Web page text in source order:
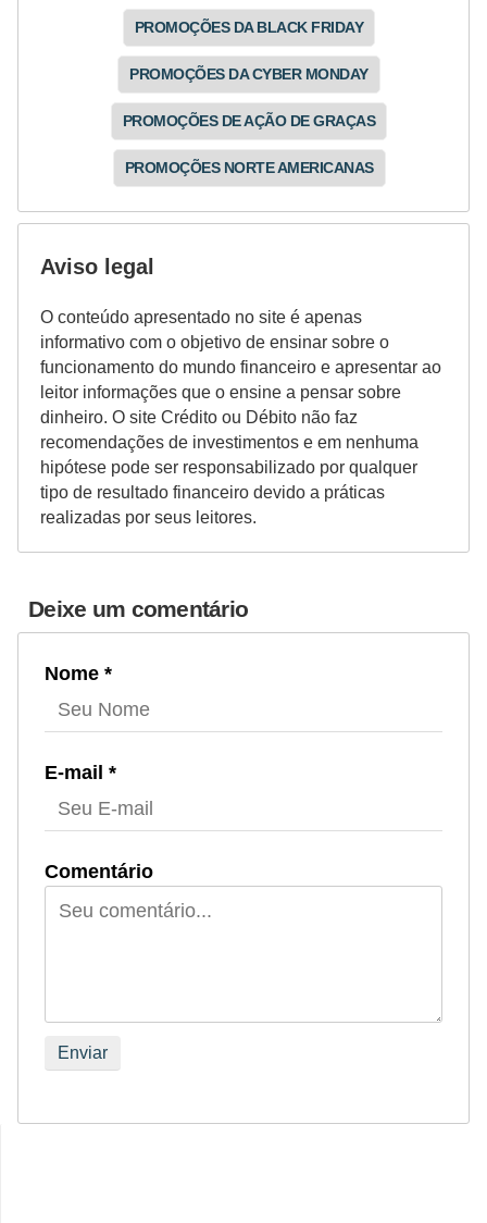
PROMOÇÕES DA BLACK FRIDAY
PROMOÇÕES DA CYBER MONDAY
PROMOÇÕES DE AÇÃO DE GRAÇAS
PROMOÇÕES NORTE AMERICANAS
Aviso legal
O conteúdo apresentado no site é apenas
informativo com o objetivo de ensinar sobre o
funcionamento do mundo financeiro e apresentar ao
leitor informações que o ensine a pensar sobre
dinheiro. O site Crédito ou Débito não faz
recomendações de investimentos e em nenhuma
hipótese pode ser responsabilizado por qualquer
tipo de resultado financeiro devido a práticas
realizadas por seus leitores.
Deixe um comentário
Nome *
E-mail *
Comentário